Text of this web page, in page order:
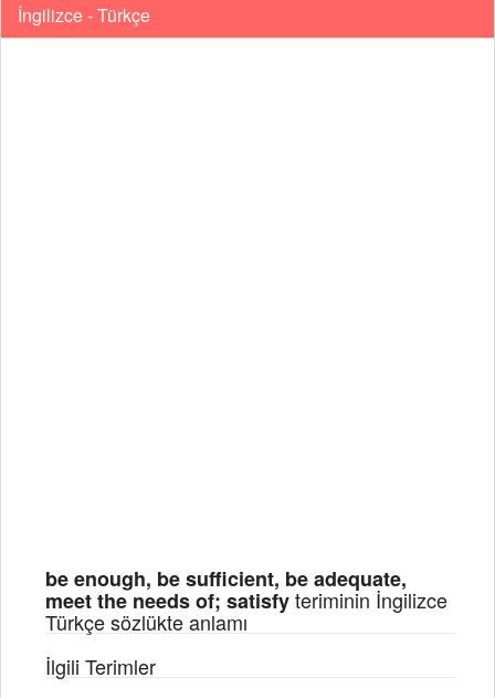
İngilizce - Türkçe
be enough, be sufficient, be adequate,
meet the needs of; satisfyteriminin İngilizce
Türkçe sözlükte anlamı
İlgili Terimler